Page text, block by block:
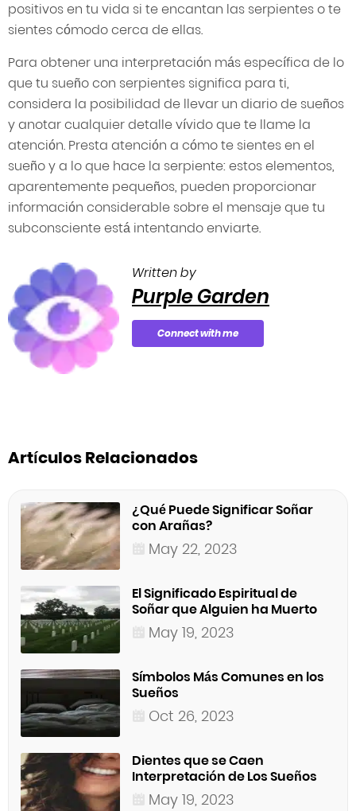
positivos en tu vida si te encantan las serpientes o te
sientes cómodo cerca de ellas.
Para obtener una interpretación más específica de lo
que tu sueño con serpientes significa para ti,
considera la posibilidad de llevar un diario de sueños
y anotar cualquier detalle vívido que te llame la
atención. Presta atención a cómo te sientes en el
sueño y a lo que hace la serpiente: estos elementos,
aparentemente pequeños, pueden proporcionar
información considerable sobre el mensaje que tu
subconsciente está intentando enviarte.
Written by
Purple Garden
Connect with me
Artículos Relacionados
¿Qué Puede Significar Soñar
con Arañas?
May 22, 2023
El Significado Espiritual de
Soñar que Alguien ha Muerto
May 19, 2023
Símbolos Más Comunes en los
Sueños
Oct 26, 2023
Dientes que se Caen
Interpretación de Los Sueños
May 19, 2023